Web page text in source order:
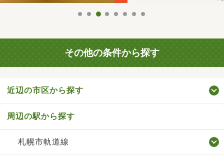
その他の条件から探す
近辺の市区から探す
周辺の駅から探す
札幌市軌道線